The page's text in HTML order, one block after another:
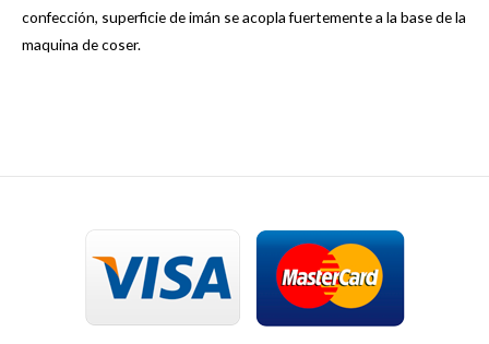
confección, superficie de imán se acopla fuertemente a la base de la
maquina de coser.